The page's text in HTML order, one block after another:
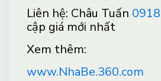
Liên hệ: Châu Tuấn
cập giá mới nhất
Xem thêm:
www.NhaBe.360.com